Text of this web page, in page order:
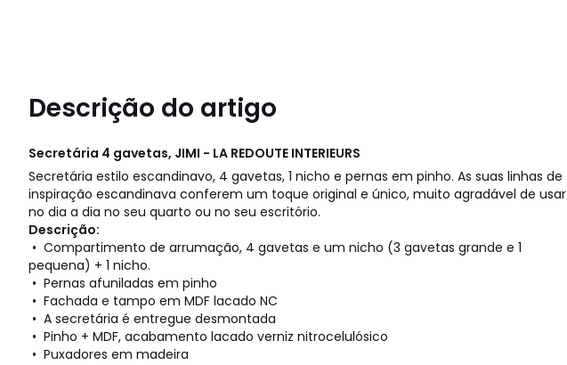
Descrição do artigo
Secretária 4 gavetas, JIMI - LA REDOUTE INTERIEURS
Secretária estilo escandinavo, 4 gavetas, 1 nicho e pernas em pinho. As suas linhas de
inspiração escandinava conferem um toque original e único, muito agradável de usar
no dia a dia no seu quarto ou no seu escritório.
Descrição:
• Compartimento de arrumação, 4 gavetas e um nicho (3 gavetas grande e 1
pequena) + 1 nicho.
• Pernas afuniladas em pinho
• Fachada e tampo em MDF lacado NC
• A secretária é entregue desmontada
• Pinho + MDF, acabamento lacado verniz nitrocelulósico
• Puxadores em madeira